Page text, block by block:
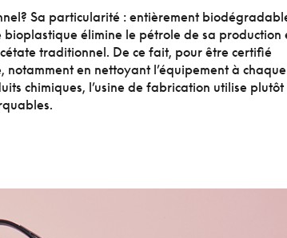
Sa particularité : entièrement
élimine le pétrole de sa production
traditionnel. De ce fait, pour être certifié
en nettoyant l’équipement à chaque
chimiques, l’usine de fabrication utilise plutôt